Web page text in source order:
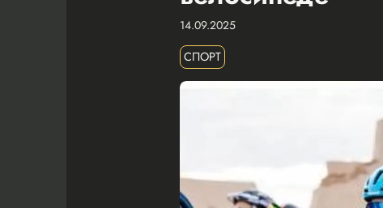
14.09.2025
СПОРТ